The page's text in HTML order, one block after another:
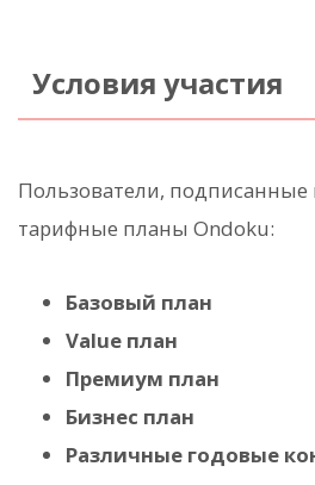
Условия участия
Пользователи, подписанные
тарифные планы Ondoku:
Базовый план
Value план
Премиум план
Бизнес план
Различные годовые